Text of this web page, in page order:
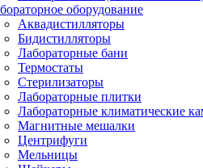
оборудование
Аквадистилляторы
Бидистилляторы
Лабораторные бани
Термостаты
Стерилизаторы
Лабораторные плитки
Лабораторные климатические
Магнитные мешалки
Центрифуги
Мельницы